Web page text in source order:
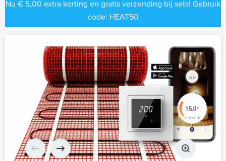
Nu € 5,00 extra korting en gratis verzending bij sets! Gebruik
code: HEAT50